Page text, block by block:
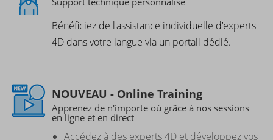
Bénéficiez de l'assistance individuelle d'experts
4D dans votre langue via un portail dédié.
NOUVEAU - Online Training
Apprenez de n'importe où grâce à nos sessions
en ligne et en direct
Accédez à des experts 4D et développez vos